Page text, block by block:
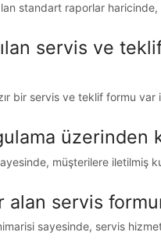
standart raporlar
servis ve
bir servis ve teklif formu var
üzerinden
müşterilere iletilmiş
alan servis
sayesinde, servis